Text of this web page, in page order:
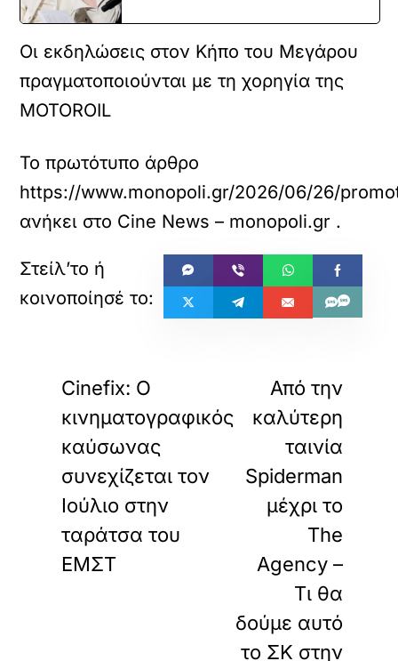
Οι εκδηλώσεις στον Κήπο του Μεγάρου
πραγματοποιούνται με τη χορηγία της
MOTOROIL
Το πρωτότυπο άρθρο
https://www.monopoli.gr/2026/06/26/
ανήκει στο Cine News – monopoli.gr .
Cinefix: Ο
κινηματογραφικός
καύσωνας
συνεχίζεται τον
Ιούλιο στην
ταράτσα του
ΕΜΣΤ
Από την
καλύτερη
ταινία
Spiderman
μέχρι το
The
Agency –
Τι θα
δούμε αυτό
το ΣΚ στην